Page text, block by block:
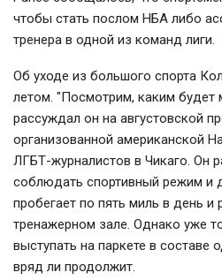
чтобы стать послом НБА либо
тренера в одной из команд лиги.
Об уходе из большого спорта
летом. "Посмотрим, каким
рассуждал он на августовской
организованной американской
ЛГБТ-журналистов в Чикаго. Он
соблюдать спортивный режим и
пробегает по пять миль в день и
тренажерном зале. Однако уже
выступать на паркете в составе
вряд ли продолжит.